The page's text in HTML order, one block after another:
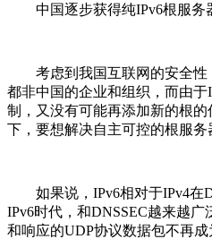
中国逐步获得纯IPv6根服务
考虑到我国互联网的安全性
都非中国的企业和组织，而由
制，又没有可能再添加新的根
下，要想解决自主可控的根服务
如果说，IPv6相对于IPv4在
IPv6时代，和DNSSEC越来越
和响应的UDP协议数据包不再